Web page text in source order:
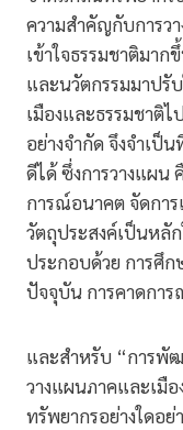
ความสำคัญกับการว
เข้าใจธรรมชาติมาก
และนวัตกรรมมาปรั
เมืองและธรรมชาติ
อย่างจำกัด จึงจำเ
ดีได้ ซึ่งการวางแผน
การณ์อนาคต จัดกา
วัตถุประสงค์เป็นหลัก
ประกอบด้วย การศึ
ปัจจุบัน การคาดกา
และสำหรับ “การพั
วางแผนภาคและเมื
ทรัพยากรอย่างใดอ